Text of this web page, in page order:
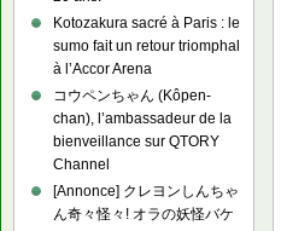
Kotozakura sacré à Paris : le
sumo fait un retour triomphal
à l’Accor Arena
コウペンちゃん (Kôpen-
chan), l’ambassadeur de la
bienveillance sur QTORY
Channel
[Annonce] クレヨンしんちゃ
ん奇々怪々! オラの妖怪バケ